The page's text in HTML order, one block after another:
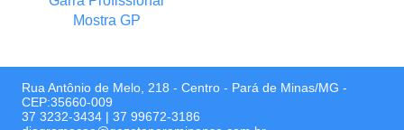
Mostra GP
Rua Antônio de Melo, 218 - Centro - Pará de Minas/MG -
CEP:35660-009
37 3232-3434 | 37 99672-3186